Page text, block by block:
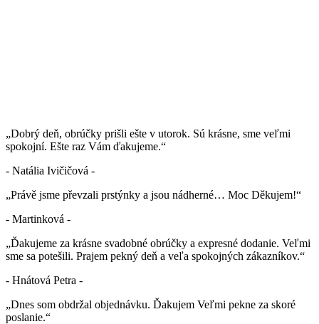
„Dobrý deň, obrúčky prišli ešte v utorok. Sú krásne, sme veľmi
spokojní. Ešte raz Vám ďakujeme.“
- Natália Ivičičová -
„Právě jsme převzali prstýnky a jsou nádherné… Moc Děkujem!“
- Martinková -
„Ďakujeme za krásne svadobné obrúčky a expresné dodanie. Veľmi
sme sa potešili. Prajem pekný deň a veľa spokojných zákazníkov.“
- Hnátová Petra -
„Dnes som obdržal objednávku. Ďakujem Veľmi pekne za skoré
poslanie.“